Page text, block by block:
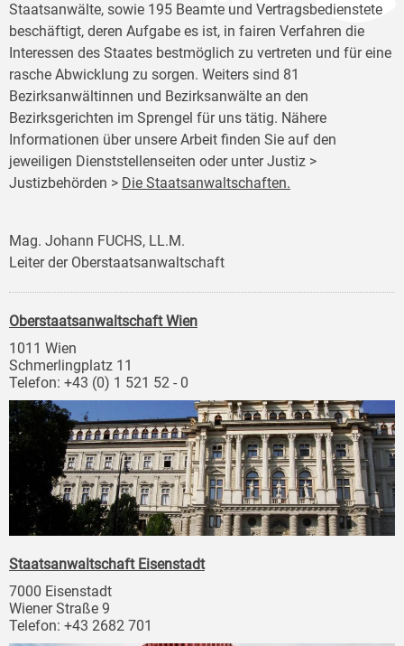
Staatsanwälte, sowie 195 Beamte und Vertragsbedienstete
beschäftigt, deren Aufgabe es ist, in fairen Verfahren die
Interessen des Staates bestmöglich zu vertreten und für eine
rasche Abwicklung zu sorgen. Weiters sind 81
Bezirksanwältinnen und Bezirksanwälte an den
Bezirksgerichten im Sprengel für uns tätig. Nähere
Informationen über unsere Arbeit finden Sie auf den
jeweiligen Dienststellenseiten oder unter Justiz >
Justizbehörden > Die Staatsanwaltschaften.
Mag. Johann FUCHS, LL.M.
Leiter der Oberstaatsanwaltschaft
Oberstaatsanwaltschaft Wien
1011 Wien
Schmerlingplatz 11
Telefon: +43 (0) 1 521 52 - 0
Staatsanwaltschaft Eisenstadt
7000 Eisenstadt
Wiener Straße 9
Telefon: +43 2682 701